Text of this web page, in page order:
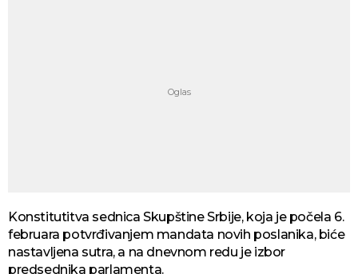
Konstitutitva sednica Skupštine Srbije, koja je počela 6.
februara potvrđivanjem mandata novih poslanika, biće
nastavljena sutra, a na dnevnom redu je izbor
predsednika parlamenta.